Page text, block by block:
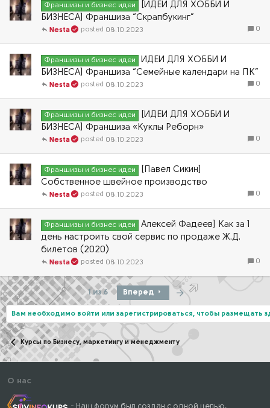
Франшизы и бизнес идеи
[ИДЕИ ДЛЯ ХОББИ И
БИЗНЕСА] Франшиза “Скрапбукинг”
0
08.10.2023
Nesta
Франшизы и бизнес идеи
ИДЕИ ДЛЯ ХОББИ И
БИЗНЕСА] Франшиза “Семейные календари на ПК”
0
08.10.2023
Nesta
Франшизы и бизнес идеи
[ИДЕИ ДЛЯ ХОББИ И
БИЗНЕСА] Франшиза «Куклы Реборн»
0
08.10.2023
Nesta
Франшизы и бизнес идеи
[Павел Сикин]
Собственное швейное производство
0
08.10.2023
Nesta
Франшизы и бизнес идеи
Алексей Фадеев] Как за 1
день настроить свой сервис по продаже Ж.Д.
билетов (2020)
0
08.10.2023
Nesta
1 из 6 Вперед Последняя
Вам необходимо войти или зарегистрироваться, чтобы размещать
Курсы по Бизнесу, маркетингу и менеджменту
О нас